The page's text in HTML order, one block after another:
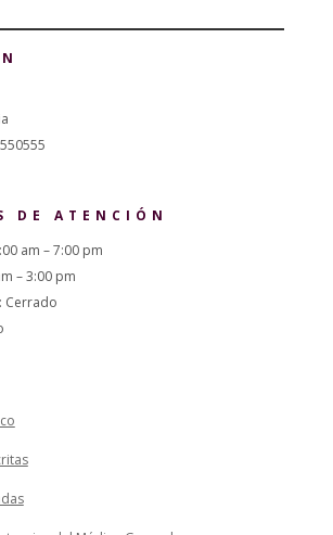
DE ATENCIÓN
am – 7:00 pm
– 3:00 pm
Cerrado